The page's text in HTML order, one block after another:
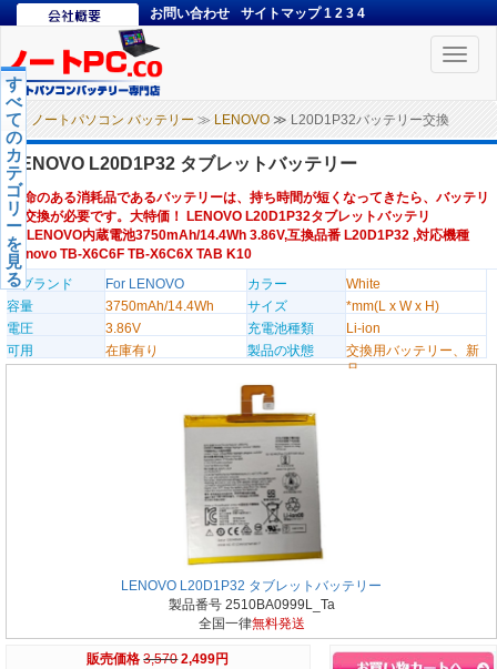
お問い合わせ サイトマップ 1 2 3 4
Toggle
ノートパソコン バッテリー ≫ LENOVO ≫ L20D1P32バッテリー交換
す
べ
て
の
カ
テ
ゴ
リ
ー
を
見
る
LENOVO L20D1P32 タブレットバッテリー
寿命のある消耗品であるバッテリーは、持ち時間が短くなってきたら、バッテリ
ー交換が必要です。大特価！ LENOVO L20D1P32タブレットバッテリ
ー,LENOVO内蔵電池3750mAh/14.4Wh 3.86V,互換品番 L20D1P32 ,対応機種
Lenovo TB-X6C6F TB-X6C6X TAB K10
のブランド
For LENOVO カラー
White
容量
3750mAh/14.4Wh サイズ
*mm(L x W x H)
電圧
3.86V 充電池種類
Li-ion
可用
在庫有り 製品の状態
交換用バッテリー、新
品
LENOVO L20D1P32 タブレットバッテリー
製品番号 2510BA0999L_Ta
全国一律無料発送
販売価格 3,570 2,499円